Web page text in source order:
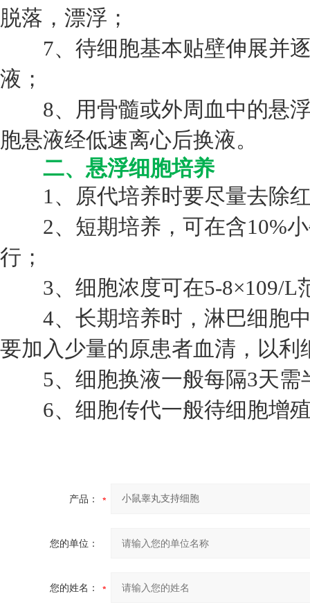
脱落，漂浮；
7、待细胞基本贴壁伸展并逐
液；
8、用骨髓或外周血中的悬浮
胞悬液经低速离心后换液。
二、悬浮细胞培养
1、原代培养时要尽量去除
2、短期培养，可在含10%小
行；
3、细胞浓度可在5-8×109/L
4、长期培养时，淋巴细胞中
要加入少量的原患者血清，以利
5、细胞换液一般每隔3天需
6、细胞传代一般待细胞增殖
产品：
您的单位：
您的姓名：